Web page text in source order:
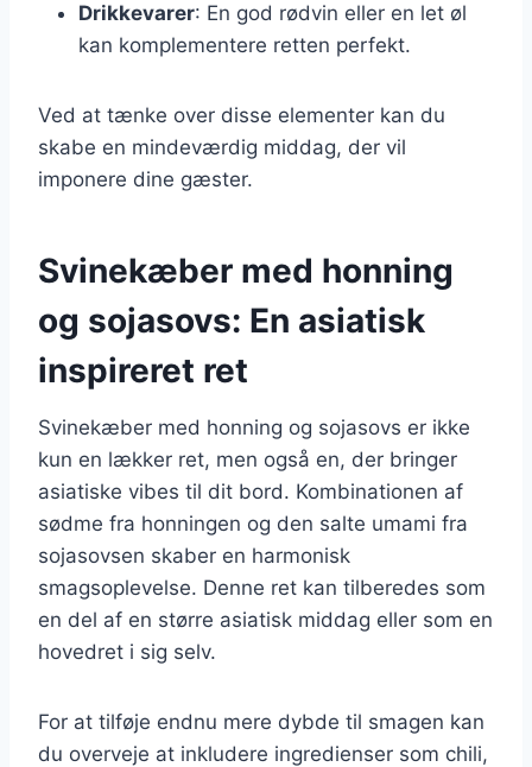
Drikkevarer: En god rødvin eller en let øl
kan komplementere retten perfekt.
Ved at tænke over disse elementer kan du
skabe en mindeværdig middag, der vil
imponere dine gæster.
Svinekæber med honning
og sojasovs: En asiatisk
inspireret ret
Svinekæber med honning og sojasovs er ikke
kun en lækker ret, men også en, der bringer
asiatiske vibes til dit bord. Kombinationen af
sødme fra honningen og den salte umami fra
sojasovsen skaber en harmonisk
smagsoplevelse. Denne ret kan tilberedes som
en del af en større asiatisk middag eller som en
hovedret i sig selv.
For at tilføje endnu mere dybde til smagen kan
du overveje at inkludere ingredienser som chili,